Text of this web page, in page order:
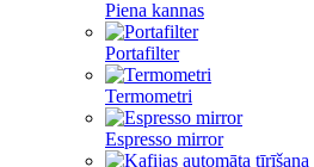
Piena kannas
Portafilter
Termometri
Espresso mirror